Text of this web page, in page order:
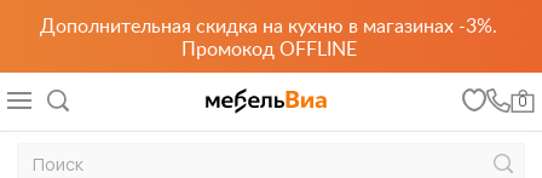
Дополнительная скидка на кухню в магазинах -3%.
Промокод OFFLINE
0